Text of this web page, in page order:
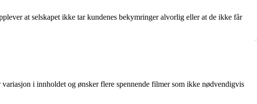
at selskapet ikke tar kundenes bekymringer alvorlig eller at de ikke får
i innholdet og ønsker flere spennende filmer som ikke nødvendigvis